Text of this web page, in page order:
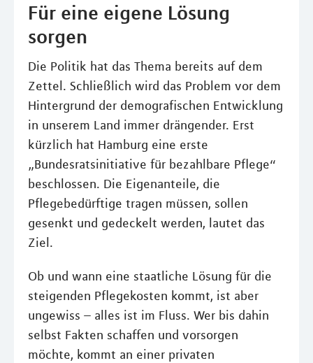
Für eine eigene Lösung
sorgen
Die Politik hat das Thema bereits auf dem
Zettel. Schließlich wird das Problem vor dem
Hintergrund der demografischen Entwicklung
in unserem Land immer drängender. Erst
kürzlich hat Hamburg eine erste
„Bundesratsinitiative für bezahlbare Pflege“
beschlossen. Die Eigenanteile, die
Pflegebedürftige tragen müssen, sollen
gesenkt und gedeckelt werden, lautet das
Ziel.
Ob und wann eine staatliche Lösung für die
steigenden Pflegekosten kommt, ist aber
ungewiss – alles ist im Fluss. Wer bis dahin
selbst Fakten schaffen und vorsorgen
möchte, kommt an einer privaten